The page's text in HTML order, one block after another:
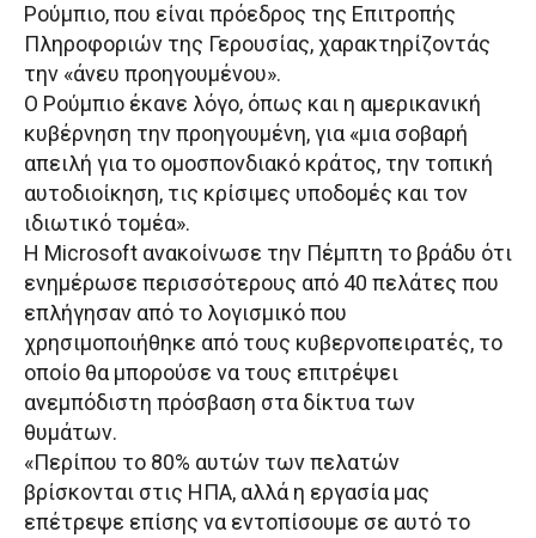
Ρούμπιο, που είναι πρόεδρος της Επιτροπής
Πληροφοριών της Γερουσίας, χαρακτηρίζοντάς
την «άνευ προηγουμένου».
Ο Ρούμπιο έκανε λόγο, όπως και η αμερικανική
κυβέρνηση την προηγουμένη, για «μια σοβαρή
απειλή για το ομοσπονδιακό κράτος, την τοπική
αυτοδιοίκηση, τις κρίσιμες υποδομές και τον
ιδιωτικό τομέα».
Η Microsoft ανακοίνωσε την Πέμπτη το βράδυ ότι
ενημέρωσε περισσότερους από 40 πελάτες που
επλήγησαν από το λογισμικό που
χρησιμοποιήθηκε από τους κυβερνοπειρατές, το
οποίο θα μπορούσε να τους επιτρέψει
ανεμπόδιστη πρόσβαση στα δίκτυα των
θυμάτων.
«Περίπου το 80% αυτών των πελατών
βρίσκονται στις ΗΠΑ, αλλά η εργασία μας
επέτρεψε επίσης να εντοπίσουμε σε αυτό το